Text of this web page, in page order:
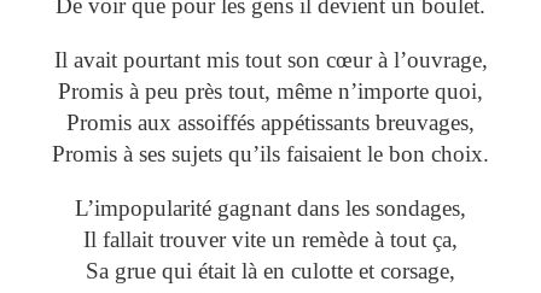
De voir que pour les gens il devient un boulet.
Il avait pourtant mis tout son cœur à l’ouvrage,
Promis à peu près tout, même n’importe quoi,
Promis aux assoiffés appétissants breuvages,
Promis à ses sujets qu’ils faisaient le bon choix.
L’impopularité gagnant dans les sondages,
Il fallait trouver vite un remède à tout ça,
Sa grue qui était là en culotte et corsage,